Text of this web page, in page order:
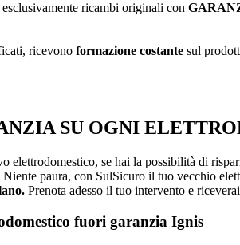
ricambi originali con
ricevono formazione costante sul
SU OGNI
elettrodomestico, se hai la possibilità di
Niente paura, con SulSicuro il tuo vecchio
Prenota adesso il tuo intervento e
fuori garanzia Ignis